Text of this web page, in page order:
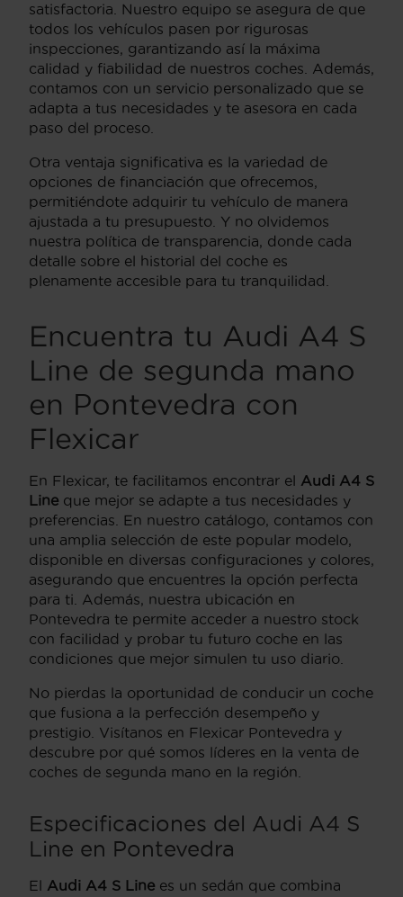
satisfactoria. Nuestro equipo se asegura de que
todos los vehículos pasen por rigurosas
inspecciones, garantizando así la máxima
calidad y fiabilidad de nuestros coches. Además,
contamos con un servicio personalizado que se
adapta a tus necesidades y te asesora en cada
paso del proceso.
Otra ventaja significativa es la variedad de
opciones de financiación que ofrecemos,
permitiéndote adquirir tu vehículo de manera
ajustada a tu presupuesto. Y no olvidemos
nuestra política de transparencia, donde cada
detalle sobre el historial del coche es
plenamente accesible para tu tranquilidad.
Encuentra tu Audi A4 S
Line de segunda mano
en Pontevedra con
Flexicar
En Flexicar, te facilitamos encontrar el Audi A4 S
Line que mejor se adapte a tus necesidades y
preferencias. En nuestro catálogo, contamos con
una amplia selección de este popular modelo,
disponible en diversas configuraciones y colores,
asegurando que encuentres la opción perfecta
para ti. Además, nuestra ubicación en
Pontevedra te permite acceder a nuestro stock
con facilidad y probar tu futuro coche en las
condiciones que mejor simulen tu uso diario.
No pierdas la oportunidad de conducir un coche
que fusiona a la perfección desempeño y
prestigio. Visítanos en Flexicar Pontevedra y
descubre por qué somos líderes en la venta de
coches de segunda mano en la región.
Especificaciones del Audi A4 S
Line en Pontevedra
El Audi A4 S Line es un sedán que combina